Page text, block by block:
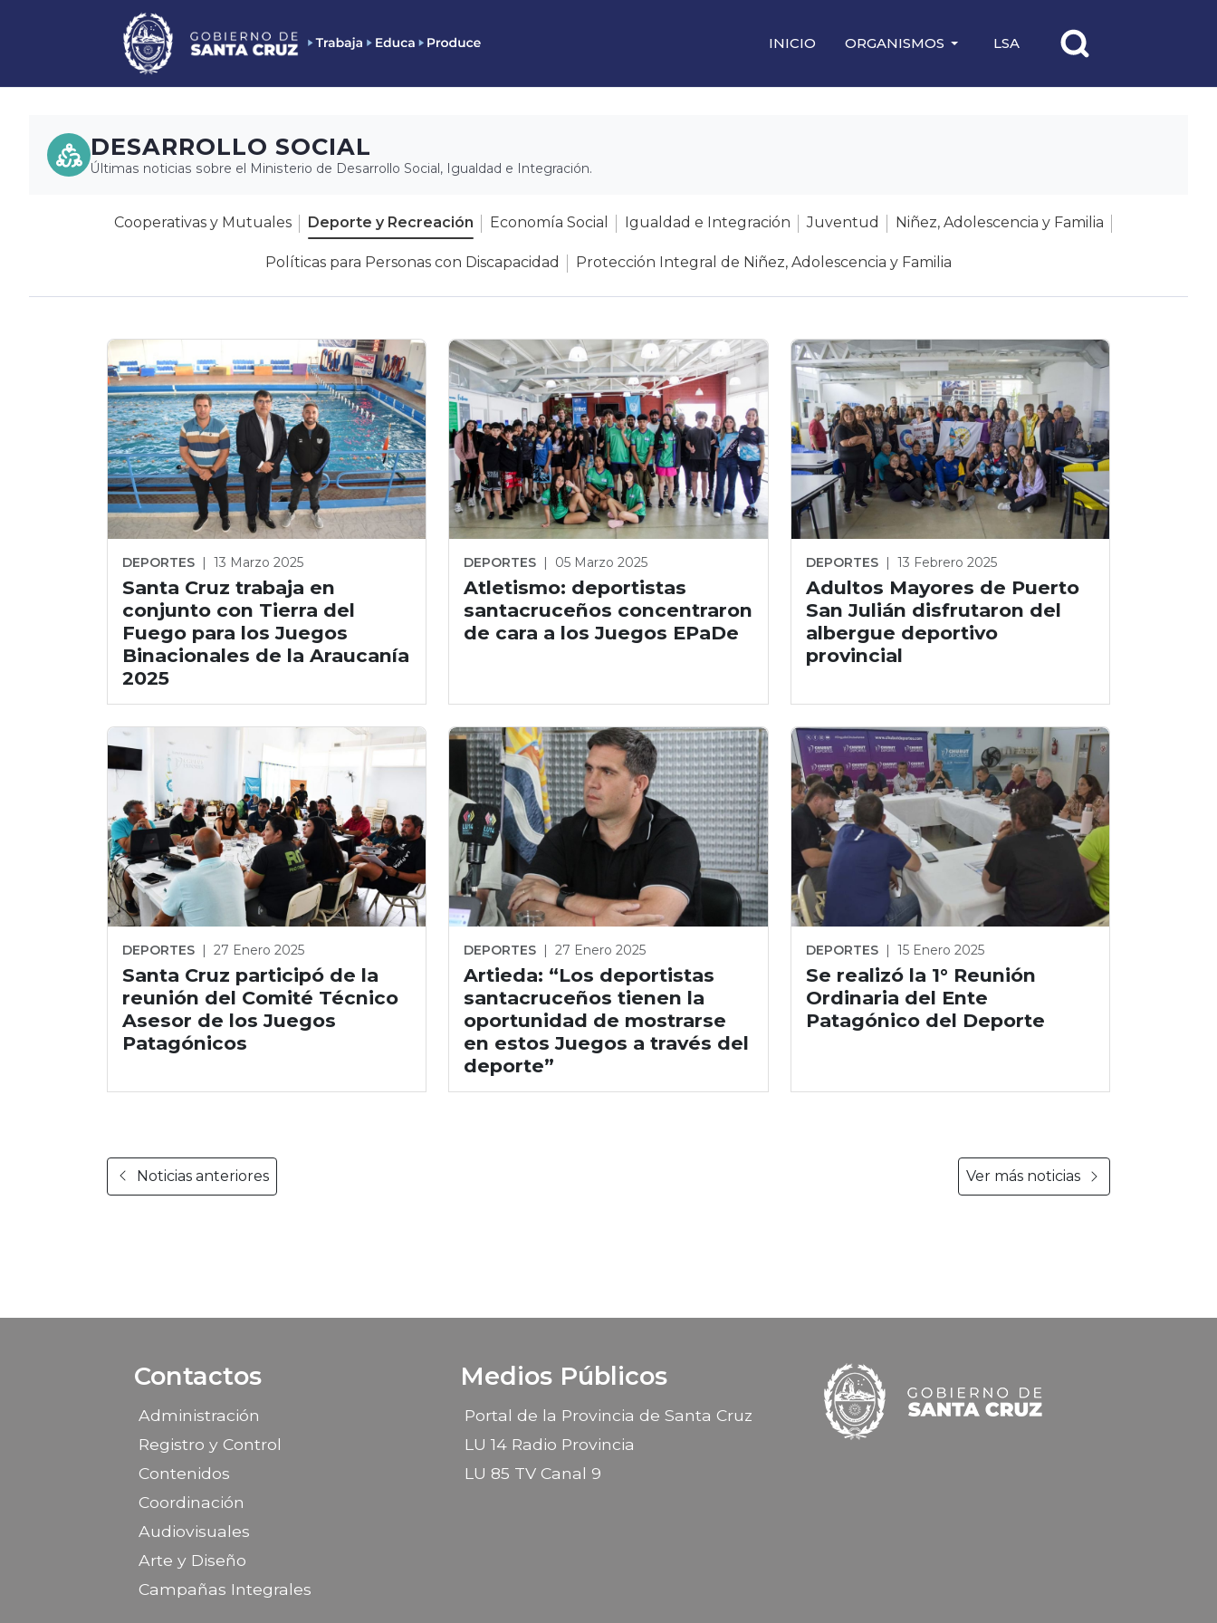
INICIO ORGANISMOS LSA
DESARROLLO SOCIAL
Últimas noticias sobre el Ministerio de Desarrollo Social, Igualdad e Integración.
Cooperativas y Mutuales Deporte y Recreación Economía Social Igualdad e Integración Juventud Niñez, Adolescencia y Familia
Políticas para Personas con Discapacidad Protección Integral de Niñez, Adolescencia y Familia
DEPORTES | 13 Marzo 2025
Santa Cruz trabaja en
conjunto con Tierra del
Fuego para los Juegos
Binacionales de la Araucanía
2025
DEPORTES | 05 Marzo 2025
Atletismo: deportistas
santacruceños concentraron
de cara a los Juegos EPaDe
DEPORTES | 13 Febrero 2025
Adultos Mayores de Puerto
San Julián disfrutaron del
albergue deportivo
provincial
DEPORTES | 27 Enero 2025
Santa Cruz participó de la
reunión del Comité Técnico
Asesor de los Juegos
Patagónicos
DEPORTES | 27 Enero 2025
Artieda: “Los deportistas
santacruceños tienen la
oportunidad de mostrarse
en estos Juegos a través del
deporte”
DEPORTES | 15 Enero 2025
Se realizó la 1° Reunión
Ordinaria del Ente
Patagónico del Deporte
Noticias anteriores Ver más noticias
Contactos
Administración
Registro y Control
Contenidos
Coordinación
Audiovisuales
Arte y Diseño
Campañas Integrales
Medios Públicos
Portal de la Provincia de Santa Cruz
LU 14 Radio Provincia
LU 85 TV Canal 9